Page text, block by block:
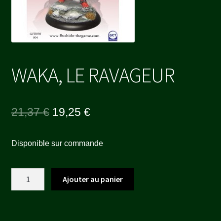
WAKA, LE RAVAGEUR
21,37€ Le
initial
était :
21,37 €.
19,25 €Le
actuel
est :
19,25 €.
Disponible sur commande
Ajouter au panier